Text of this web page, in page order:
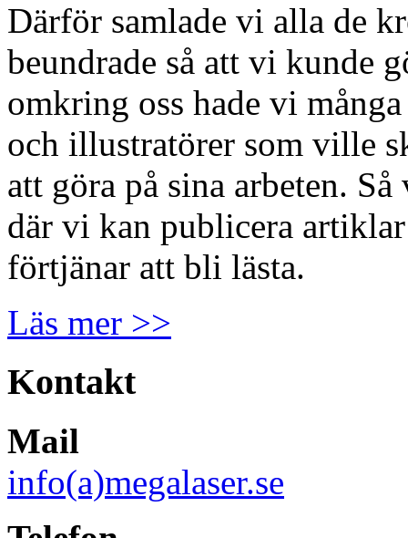
Därför samlade vi alla de
beundrade så att vi kunde
omkring oss hade vi
och illustratörer som ville
att göra på sina arbeten.
där vi kan publicera
förtjänar att bli lästa.
Läs mer >>
Kontakt
Mail
info(a)megalaser.se